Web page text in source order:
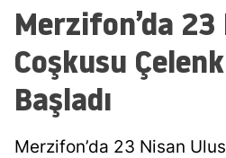
Merzifon’da 23
Coşkusu
Başladı
Merzifon’da 23 Nisan